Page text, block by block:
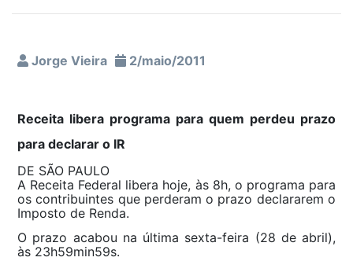
Jorge Vieira 2/maio/2011
Receita libera programa para quem perdeu prazo
para declarar o IR
DE SÃO PAULO
A Receita Federal libera hoje, às 8h, o programa para
os contribuintes que perderam o prazo declararem o
Imposto de Renda.
O prazo acabou na última sexta-feira (28 de abril),
às 23h59min59s.